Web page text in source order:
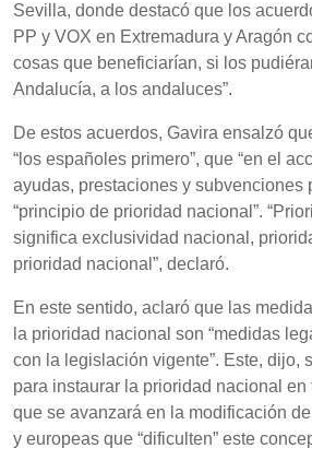
Sevilla, donde destacó que los
PP y VOX en Extremadura y Aragón
cosas que beneficiarían, si los
Andalucía, a los andaluces”.
De estos acuerdos, Gavira ensalzó
“los españoles primero”, que “en el
ayudas, prestaciones y subvenciones
“principio de prioridad nacional”.
significa exclusividad nacional,
prioridad nacional”, declaró.
En este sentido, aclaró que las
la prioridad nacional son “medidas
con la legislación vigente”. Este, dijo,
para instaurar la prioridad nacional en
que se avanzará en la modificación
y europeas que “dificulten” este